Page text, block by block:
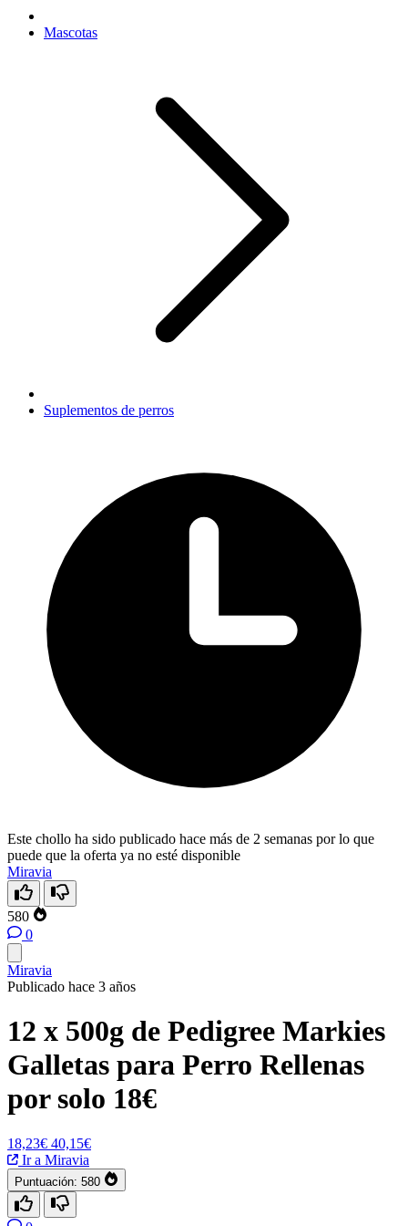
Mascotas
Suplementos de perros
Este chollo ha sido publicado hace más de 2 semanas por lo que
puede que la oferta ya no esté disponible
Miravia
580
0
Miravia
Publicado hace 3 años
12 x 500g de Pedigree Markies
Galletas para Perro Rellenas
por solo 18€
18,23€ 40,15€
Ir a Miravia
Puntuación: 580